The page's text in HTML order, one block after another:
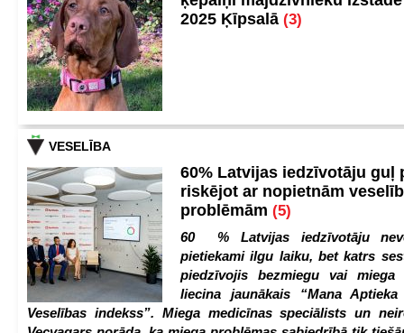
2025 Ķīpsalā (3)
VESELĪBA
60% Latvijas iedzīvotāju guļ
riskējot ar nopietnām
problēmām (5)
60 % Latvijas iedzīvotāju
pietiekami ilgu laiku, bet katrs
piedzīvojis bezmiegu vai miega
liecina jaunākais “Mana
Veselības indekss”. Miega medicīnas speciālists un